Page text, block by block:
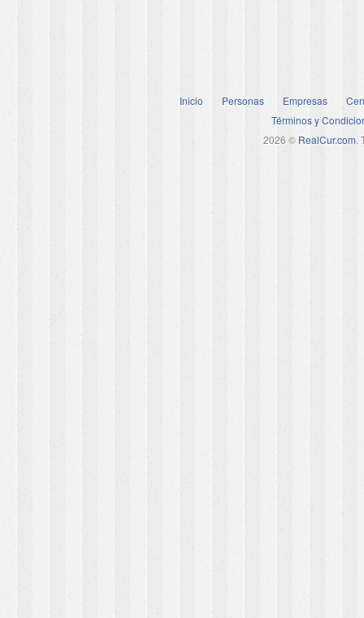
Inicio Personas Empresas
Términos y
2026 © RealCur.com.